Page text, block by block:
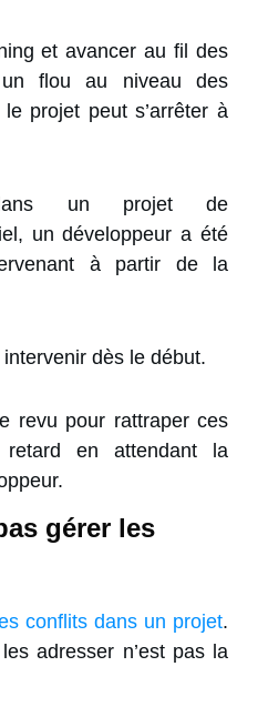
et avancer au fil des
un flou au niveau des
projet peut s’arrêter à
un projet de
un développeur a été
à partir de la
dès le début.
revu pour rattraper ces
en attendant la
gérer les
conflits dans un projet.
adresser n’est pas la